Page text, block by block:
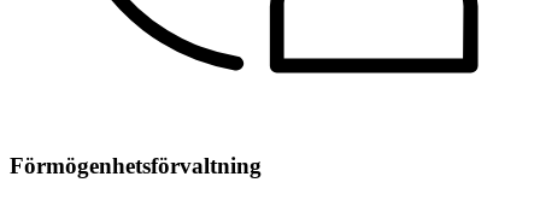
Förmögenhets­förvaltning